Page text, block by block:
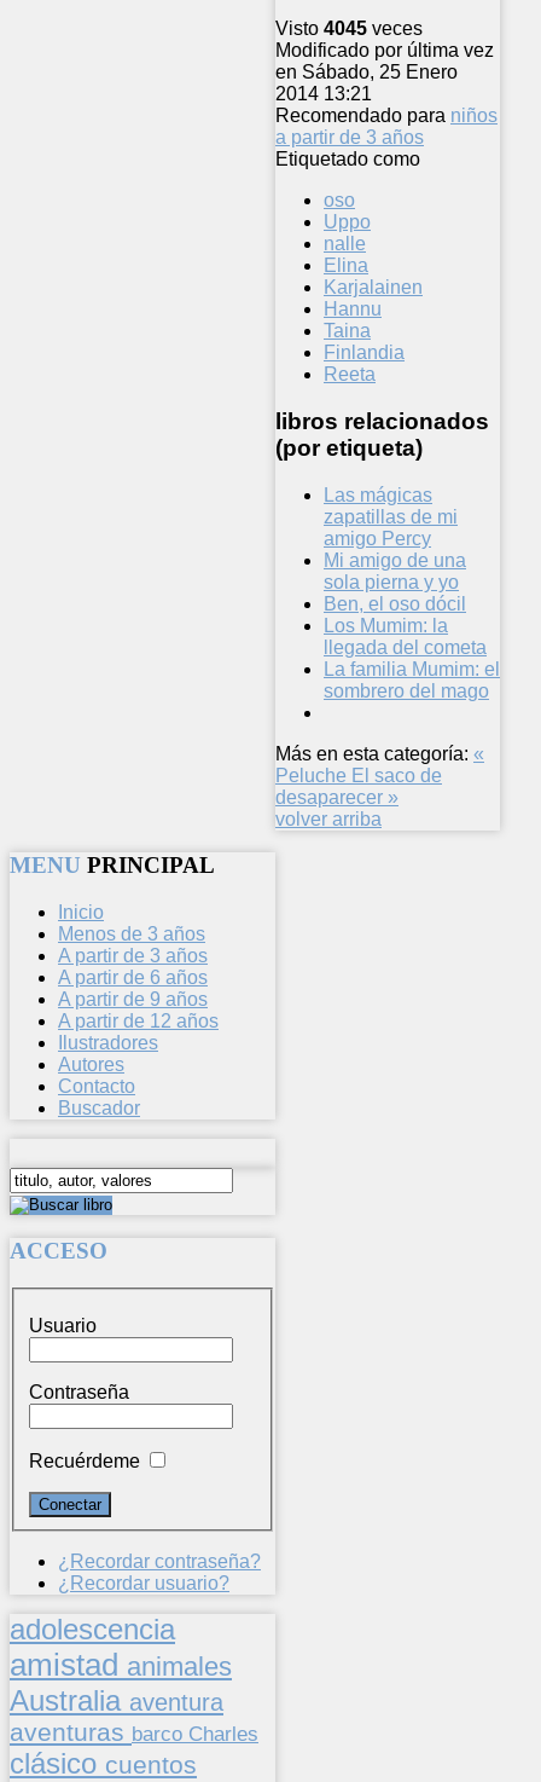
Visto 4045 veces
Modificado por última vez
en Sábado, 25 Enero
2014 13:21
Recomendado para niños
a partir de 3 años
Etiquetado como
oso
Uppo
nalle
Elina
Karjalainen
Hannu
Taina
Finlandia
Reeta
libros relacionados
(por etiqueta)
Las mágicas
zapatillas de mi
amigo Percy
Mi amigo de una
sola pierna y yo
Ben, el oso dócil
Los Mumim: la
llegada del cometa
La familia Mumim: el
sombrero del mago
Más en esta categoría: «
Peluche El saco de
desaparecer »
volver arriba
MENU PRINCIPAL
Inicio
Menos de 3 años
A partir de 3 años
A partir de 6 años
A partir de 9 años
A partir de 12 años
Ilustradores
Autores
Contacto
Buscador
ACCESO
Usuario
Contraseña
Recuérdeme
¿Recordar contraseña?
¿Recordar usuario?
adolescencia
amistad animales
Australia aventura
aventuras barco Charles
clásico cuentos